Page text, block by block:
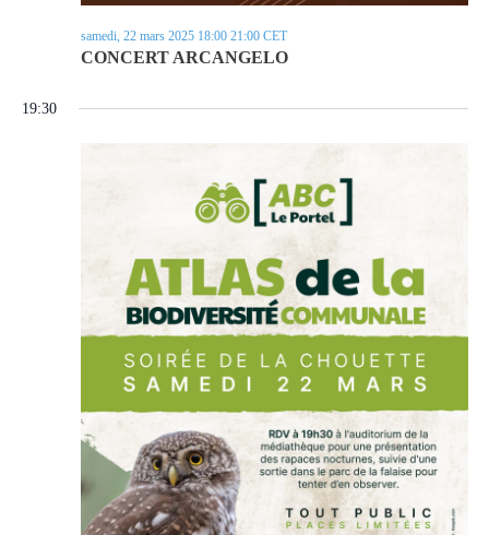
CONCERT ARCANGELO
samedi, 22 mars 2025 18:00 21:00 CET
19:30